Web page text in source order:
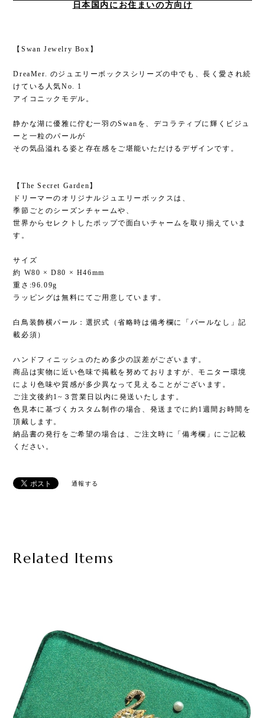
日本国内にお住まいの方向け
【Swan Jewelry Box】
DreaMer. のジュエリーボックスシリーズの中でも、長く愛され続
けている人気No. 1
アイコニックモデル。
静かな湖に優雅に佇む一羽のSwanを、デコラティブに輝くビジュ
ーと一粒のパールが
その気品溢れる姿と存在感をご堪能いただけるデザインです。
【The Secret Garden】
ドリーマーのオリジナルジュエリーボックスは、
季節ごとのシーズンチャームや、
世界からセレクトしたポップで面白いチャームを取り揃えていま
す。
サイズ
約 W80 × D80 × H46mm
重さ:96.09g
ラッピングは無料にてご用意しています。
白鳥装飾横パール：選択式（省略時は備考欄に「パールなし」記
載必須）
ハンドフィニッシュのため多少の誤差がございます。
商品は実物に近い色味で掲載を努めておりますが、モニター環境
により色味や質感が多少異なって見えることがございます。
ご注文後約1~３営業日以内に発送いたします。
色見本に基づくカスタム制作の場合、発送までに約1週間お時間を
頂戴します。
納品書の発行をご希望の場合は、ご注文時に「備考欄」にご記載
ください。
通報する
Related Items